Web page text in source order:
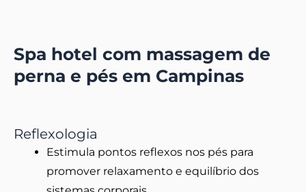
Spa hotel com massagem de
perna e pés em Campinas
Reflexologia
Estimula pontos reflexos nos pés para
promover relaxamento e equilíbrio dos